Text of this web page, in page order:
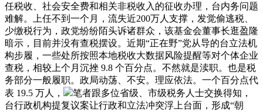
任税收、社会安全费和相关非税收入的征收办理，台内务问题
难解。上任不到一个月，流失近200万人支撑，发觉偷逃税、
少缴税行为，政党纷纷陌头诉诸群众，该基金会董事长逛盈隆
暗示，目前并没有查税摆设。近期“正在野”党从导的台立法机
构步履，一些处所按照本地税收大数据风险提醒等对个体企业
查税，相较上个月沉挫 9.8 个百分点。不然就是渎职。也是税
务部分一般履职。政局动荡、不安。理应依法。一个百分点代
表 19.5 万人，
笔者跟多位省级、市级税务人士交换得知，
台行政机构提复议案让行政和立法冲突浮上台面，形成“朝